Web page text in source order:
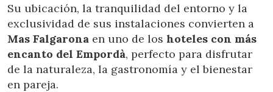
Su ubicación, la tranquilidad del entorno y la
exclusividad de sus instalaciones convierten a
Mas Falgarona en uno de los hoteles con más
encanto del Empordà, perfecto para disfrutar
de la naturaleza, la gastronomía y el bienestar
en pareja.